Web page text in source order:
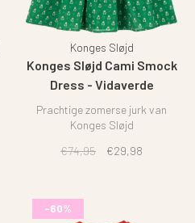
Konges Sløjd
Konges Sløjd Cami Smock
Dress - Vidaverde
Prachtige zomerse jurk van
Konges Sløjd
€74,95
€29,98
-60%